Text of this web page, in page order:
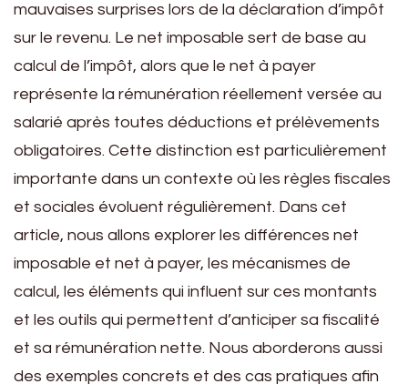
mauvaises surprises lors de la déclaration d’impôt
sur le revenu. Le net imposable sert de base au
calcul de l’impôt, alors que le net à payer
représente la rémunération réellement versée au
salarié après toutes déductions et prélèvements
obligatoires. Cette distinction est particulièrement
importante dans un contexte où les règles fiscales
et sociales évoluent régulièrement. Dans cet
article, nous allons explorer les différences net
imposable et net à payer, les mécanismes de
calcul, les éléments qui influent sur ces montants
et les outils qui permettent d’anticiper sa fiscalité
et sa rémunération nette. Nous aborderons aussi
des exemples concrets et des cas pratiques afin